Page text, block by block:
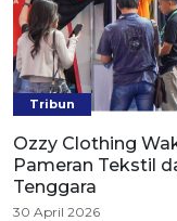
Tribun
Ozzy Clothing
Pameran Tekstil
Tenggara
30 April 2026